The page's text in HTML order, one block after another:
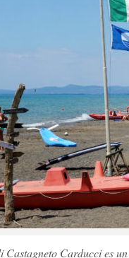
Carducci es